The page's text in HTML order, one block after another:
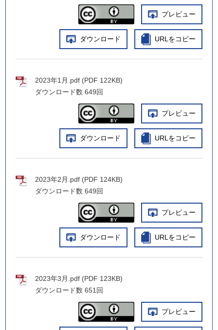
プレビュー
ダウンロード URLをコピー
2023年1月.pdf (PDF 122KB)
ダウンロード数 649回
プレビュー
ダウンロード URLをコピー
2023年2月.pdf (PDF 124KB)
ダウンロード数 649回
プレビュー
ダウンロード URLをコピー
2023年3月.pdf (PDF 123KB)
ダウンロード数 651回
プレビュー